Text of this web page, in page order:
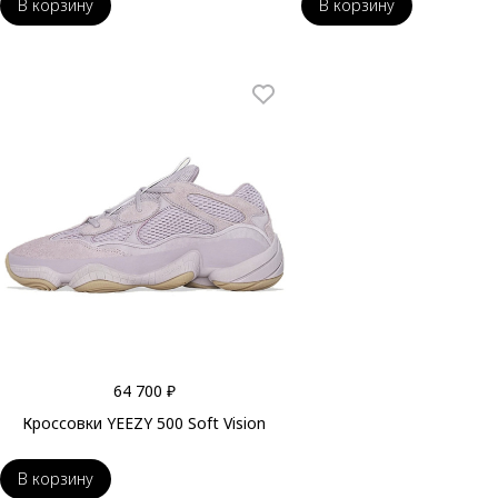
В корзину В корзину
64 700 ₽
Кроссовки YEEZY 500 Soft Vision
В корзину